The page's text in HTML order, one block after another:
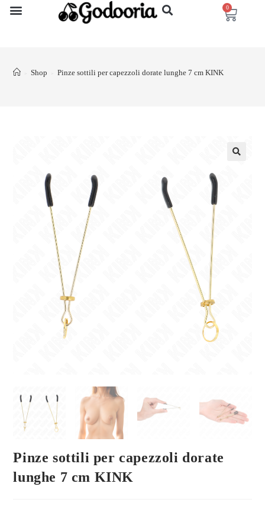
0
> Shop > Pinze sottili per capezzoli dorate lunghe 7 cm KINK
Pinze sottili per capezzoli dorate
lunghe 7 cm KINK